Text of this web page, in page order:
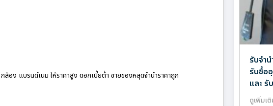
อง แบรนด์เนม ให้ราคาสูง ดอกเบี้ยต่ำ ขายของหลุดจำนำราคาถูก
รับจำ
รับซื้อ
และ รั
ดูเพิ่มเ